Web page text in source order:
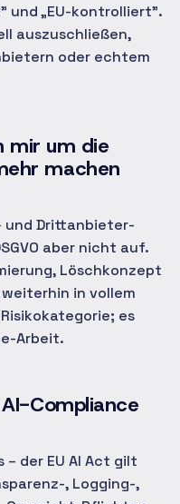
und „EU-kontrolliert".
auszuschließen,
oder echtem
mir um die
machen
und Drittanbieter-
aber nicht auf.
Löschkonzept
in vollem
es
Arbeit.
Compliance
– der EU AI Act gilt
, Logging-,